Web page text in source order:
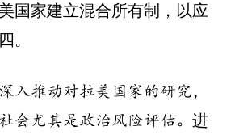
国家建立混合所有制，以应
。
入推动对拉美国家的研究，
会尤其是政治风险评估。 进